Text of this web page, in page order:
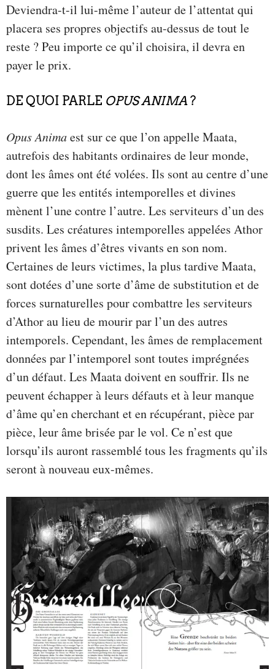
Deviendra-t-il lui-même l’auteur de l’attentat qui
placera ses propres objectifs au-dessus de tout le
reste ? Peu importe ce qu’il choisira, il devra en
payer le prix.
DE QUOI PARLE OPUS ANIMA?
Opus Animaest sur ce que l’on appelle Maata,
autrefois des habitants ordinaires de leur monde,
dont les âmes ont été volées. Ils sont au centre d’une
guerre que les entités intemporelles et divines
mènent l’une contre l’autre. Les serviteurs d’un des
susdits. Les créatures intemporelles appelées Athor
privent les âmes d’êtres vivants en son nom.
Certaines de leurs victimes, la plus tardive Maata,
sont dotées d’une sorte d’âme de substitution et de
forces surnaturelles pour combattre les serviteurs
d’Athor au lieu de mourir par l’un des autres
intemporels. Cependant, les âmes de remplacement
données par l’intemporel sont toutes imprégnées
d’un défaut. Les Maata doivent en souffrir. Ils ne
peuvent échapper à leurs défauts et à leur manque
d’âme qu’en cherchant et en récupérant, pièce par
pièce, leur âme brisée par le vol. Ce n’est que
lorsqu’ils auront rassemblé tous les fragments qu’ils
seront à nouveau eux-mêmes.